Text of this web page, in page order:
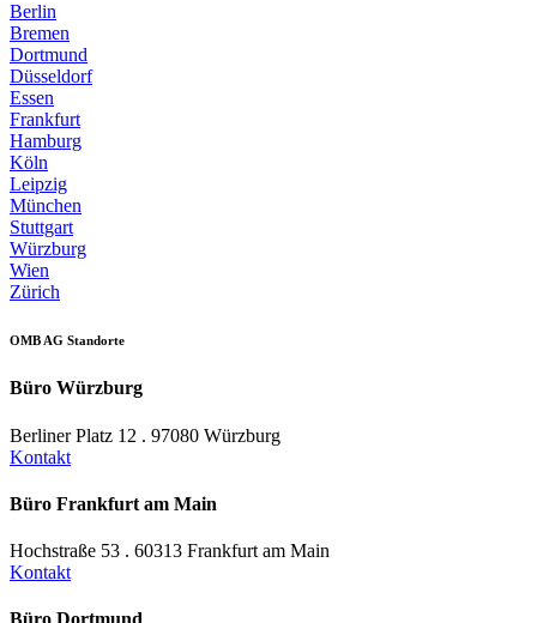
Berlin
Bremen
Dortmund
Düsseldorf
Essen
Frankfurt
Hamburg
Köln
Leipzig
München
Stuttgart
Würzburg
Wien
Zürich
OMB AG Standorte
Büro Würzburg
Berliner Platz 12 . 97080 Würzburg
Kontakt
Büro Frankfurt am Main
Hochstraße 53 . 60313 Frankfurt am Main
Kontakt